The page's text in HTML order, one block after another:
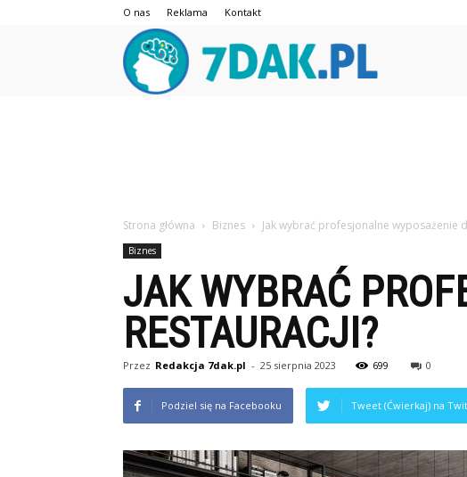
O nas Reklama Kontakt
Strona główna Biznes Jak wybrać profesjonalne wyposażenie
Biznes
JAK WYBRAĆ
RESTAURACJI?
Przez Redakcja 7dak.pl - 25 sierpnia 2023 699 0
Podziel się na Facebooku Tweet (Ćwierkaj) na